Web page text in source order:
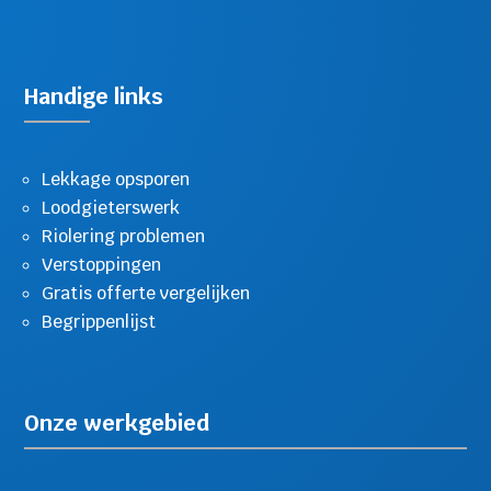
Handige links
Lekkage opsporen
Loodgieterswerk
Riolering problemen
Verstoppingen
Gratis offerte vergelijken
Begrippenlijst
Onze werkgebied